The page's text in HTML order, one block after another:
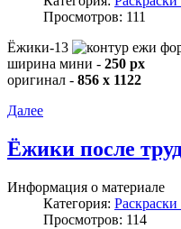
Просмотров: 111
Ёжики-13
ширина мини - 250 px
оригинал - 856 x 1122
Далее
Ёжики после
Информация о материале
Категория:
Просмотров: 114